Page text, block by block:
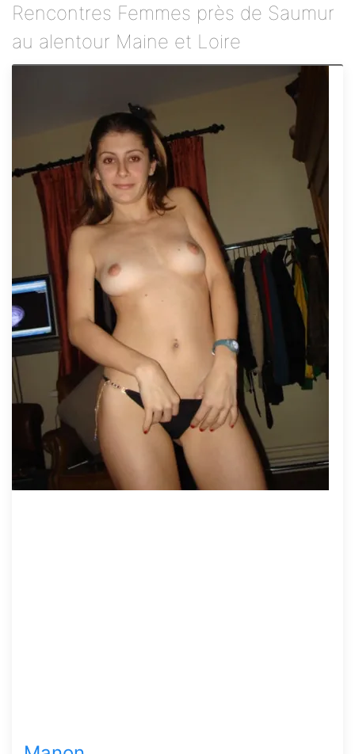
Rencontres Femmes près de Saumur
au alentour Maine et Loire